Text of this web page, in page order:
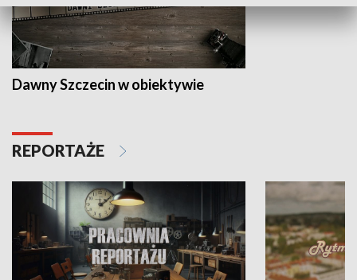
Dawny Szczecin w obiektywie
REPORTAŻE